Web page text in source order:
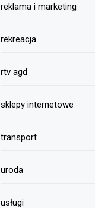
reklama i marketing
rekreacja
rtv agd
sklepy internetowe
transport
uroda
usługi